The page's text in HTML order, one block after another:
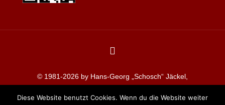
© 1981-2026 by Hans-Georg „Schosch“ Jäckel,
Diese Website benutzt Cookies. Wenn du die Website weiter